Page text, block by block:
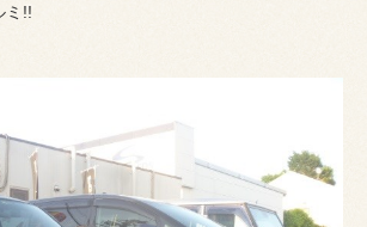
ミ!!